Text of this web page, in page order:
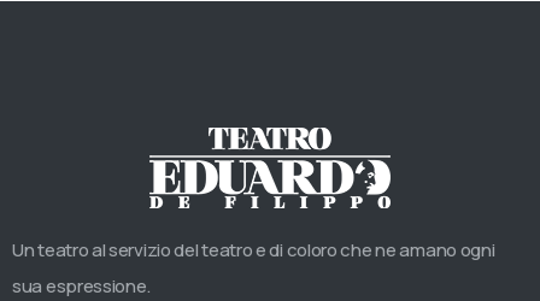
Un teatro al servizio del teatro e di coloro che ne amano ogni
sua espressione.